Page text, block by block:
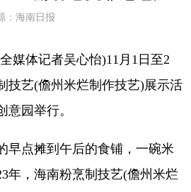
： 海南日报
体记者吴心怡)11月1日至2
技艺(儋州米烂制作技艺)展示活
意园举行。
点摊到午后的食铺，一碗米
年，海南粉烹制技艺(儋州米烂